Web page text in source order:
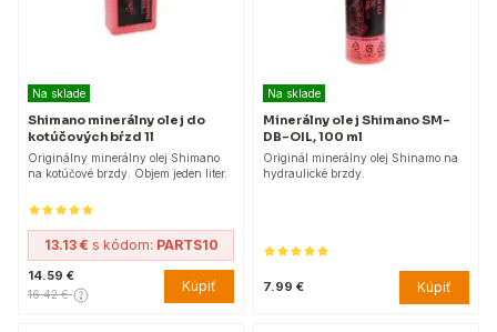
Na sklade
Shimano minerálny olej do
kotúčových bŕzd 1l
Originálny minerálny olej Shimano
na kotúčové brzdy. Objem jeden liter.
13.13 € s kódom: PARTS10
14.59 €
16.42 € Kúpiť
Na sklade
Minerálny olej Shimano SM-
DB-OIL, 100 ml
Originál minerálny olej Shinamo na
hydraulické brzdy.
7.99 € Kúpiť